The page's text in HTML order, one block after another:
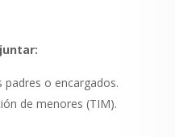
padres o encargados.
de menores (TIM).